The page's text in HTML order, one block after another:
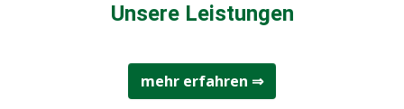
Unsere Leistungen
mehr erfahren ⇒